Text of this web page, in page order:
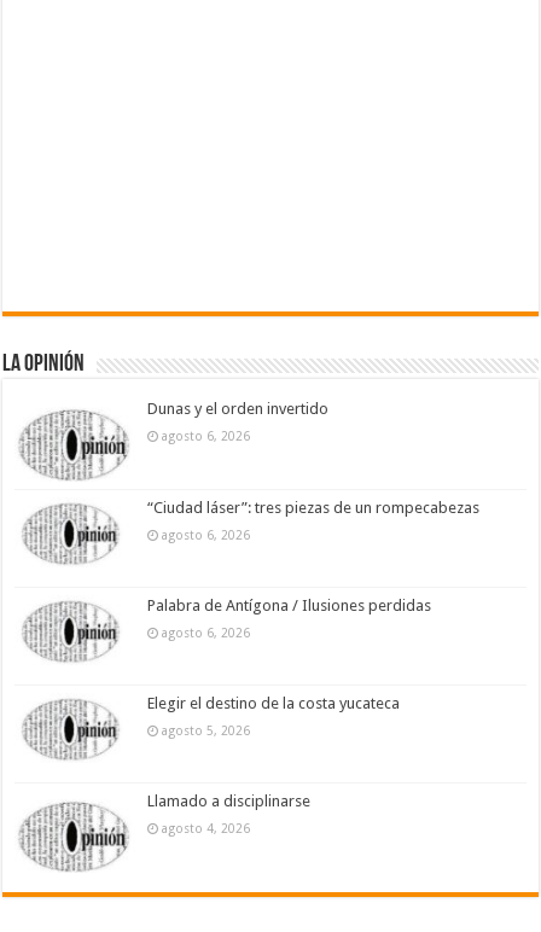
La Opinión
Dunas y el orden invertido
agosto 6, 2026
“Ciudad láser”: tres piezas de un rompecabezas
agosto 6, 2026
Palabra de Antígona / Ilusiones perdidas
agosto 6, 2026
Elegir el destino de la costa yucateca
agosto 5, 2026
Llamado a disciplinarse
agosto 4, 2026